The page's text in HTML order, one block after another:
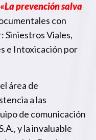
«La prevención salva
con
Siniestros Viales,
e Intoxicación por
área de
a las
de comunicación
y la invaluable